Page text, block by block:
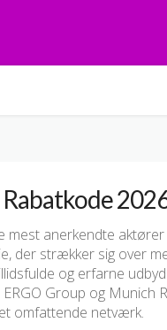
mest anerkendte
der strækker sig over
og erfarne
Group og Munich
omfattende netværk.